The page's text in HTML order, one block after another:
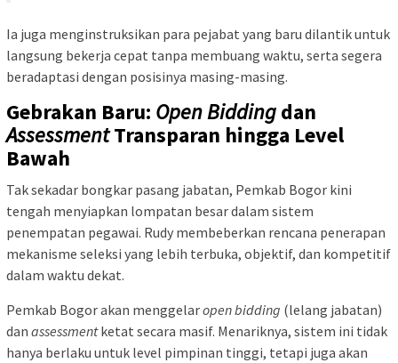
Ia juga menginstruksikan para pejabat yang baru dilantik untuk
langsung bekerja cepat tanpa membuang waktu, serta segera
beradaptasi dengan posisinya masing-masing.
Gebrakan Baru: Open Biddingdan
AssessmentTransparan hingga Level
Bawah
Tak sekadar bongkar pasang jabatan, Pemkab Bogor kini
tengah menyiapkan lompatan besar dalam sistem
penempatan pegawai. Rudy membeberkan rencana penerapan
mekanisme seleksi yang lebih terbuka, objektif, dan kompetitif
dalam waktu dekat.
Pemkab Bogor akan menggelaropen bidding (lelang jabatan)
dan assessmentketat secara masif. Menariknya, sistem ini tidak
hanya berlaku untuk level pimpinan tinggi, tetapi juga akan